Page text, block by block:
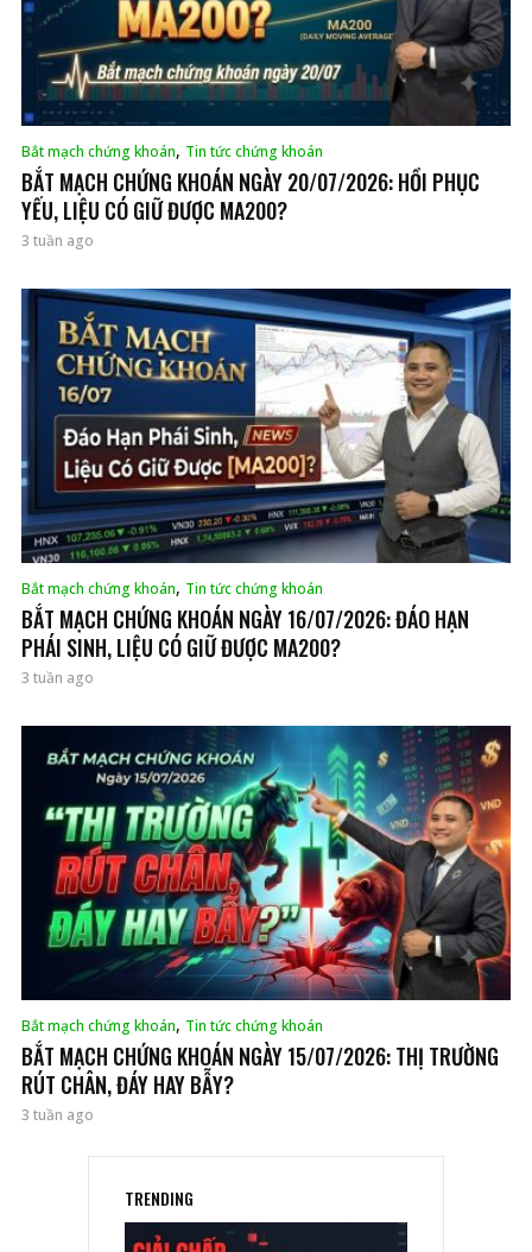
Bắt mạch chứng khoán, Tin tức chứng khoán
BẮT MẠCH CHỨNG KHOÁN NGÀY 20/07/2026: HỒI PHỤC
YẾU, LIỆU CÓ GIỮ ĐƯỢC MA200?
3 tuần ago
Bắt mạch chứng khoán, Tin tức chứng khoán
BẮT MẠCH CHỨNG KHOÁN NGÀY 16/07/2026: ĐÁO HẠN
PHÁI SINH, LIỆU CÓ GIỮ ĐƯỢC MA200?
3 tuần ago
Bắt mạch chứng khoán, Tin tức chứng khoán
BẮT MẠCH CHỨNG KHOÁN NGÀY 15/07/2026: THỊ TRƯỜNG
RÚT CHÂN, ĐÁY HAY BẪY?
3 tuần ago
TRENDING